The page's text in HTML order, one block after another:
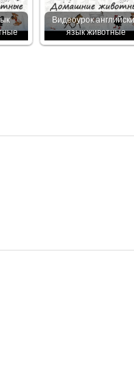
Видеоурок
язык животные